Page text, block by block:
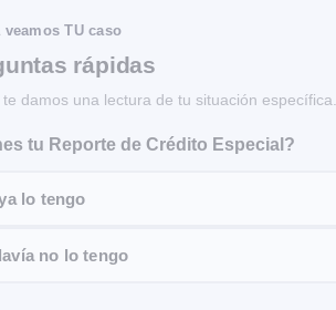
veamos TU caso
rápidas
damos una lectura de tu situación específica.
tu Reporte de Crédito Especial?
lo tengo
no lo tengo